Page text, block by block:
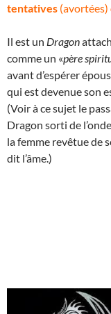
tentatives (avortées)
Il est un Dragon
comme un «père
avant d’espérer
qui est devenue son
(Voir à ce sujet le
Dragon sorti de
la femme revêtue de
dit l’âme.)